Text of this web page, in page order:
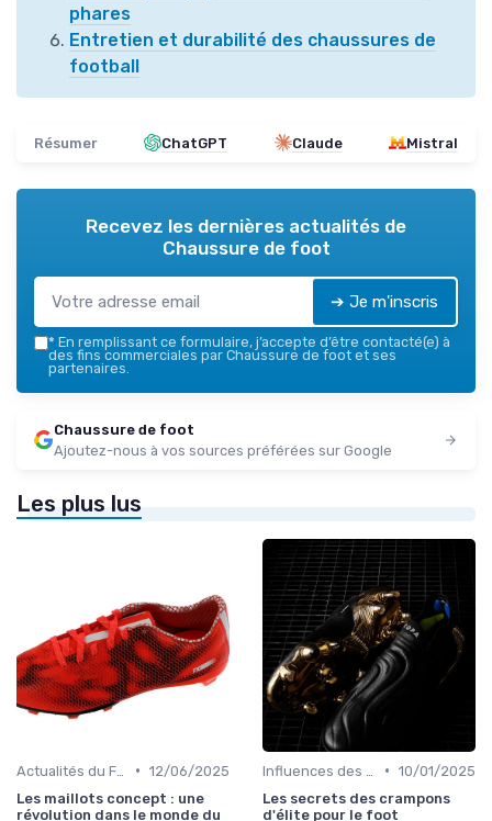
phares
Entretien et durabilité des chaussures de
football
Résumer ChatGPT Claude Mistral
Recevez les dernières actualités de
Chaussure de foot
➔ Je m'inscris
* En remplissant ce formulaire, j’accepte d’être contacté(e) à
des fins commerciales par Chaussure de foot et ses
partenaires.
Chaussure de foot
Ajoutez-nous à vos sources préférées sur Google
Les plus lus
• 12/06/2025
Les maillots concept : une
révolution dans le monde du
• 10/01/2025
Les secrets des crampons
d'élite pour le foot